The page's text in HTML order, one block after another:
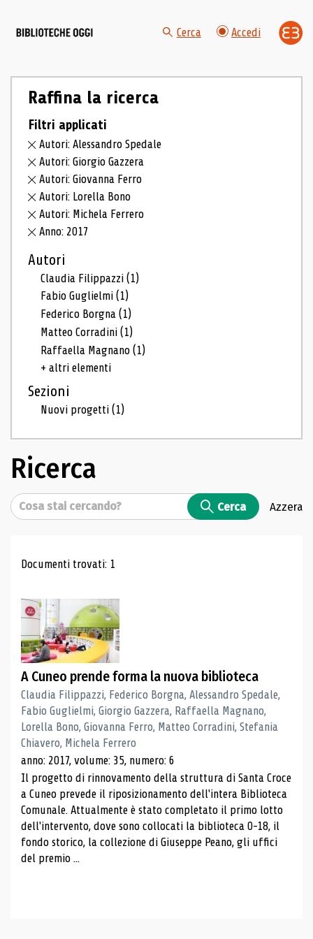
Cerca Accedi
Raffina la ricerca
Filtri applicati
Autori: Alessandro Spedale
Autori: Giorgio Gazzera
Autori: Giovanna Ferro
Autori: Lorella Bono
Autori: Michela Ferrero
Anno: 2017
Autori
Claudia Filippazzi(1)
Fabio Guglielmi(1)
Federico Borgna(1)
Matteo Corradini(1)
Raffaella Magnano(1)
+ altri elementi
Sezioni
Nuovi progetti(1)
Ricerca
Cerca Cerca Azzera
Risultati di ricerca
Documenti trovati: 1
A Cuneo prende forma la nuova biblioteca
Claudia Filippazzi, Federico Borgna, Alessandro Spedale,
Fabio Guglielmi, Giorgio Gazzera, Raffaella Magnano,
Lorella Bono, Giovanna Ferro, Matteo Corradini, Stefania
Chiavero, Michela Ferrero
anno: 2017, volume: 35, numero: 6
Il progetto di rinnovamento della struttura di Santa Croce
a Cuneo prevede il riposizionamento dell'intera Biblioteca
Comunale. Attualmente è stato completato il primo lotto
dell'intervento, dove sono collocati la biblioteca 0-18, il
fondo storico, la collezione di Giuseppe Peano, gli uffici
del premio ...